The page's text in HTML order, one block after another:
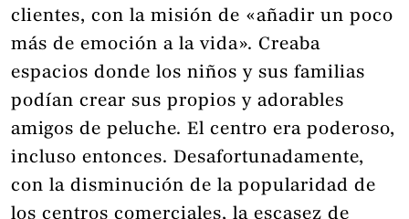
clientes, con la misión de «añadir un poco
más de emoción a la vida». Creaba
espacios donde los niños y sus familias
podían crear sus propios y adorables
amigos de peluche. El centro era poderoso,
incluso entonces. Desafortunadamente,
con la disminución de la popularidad de
los centros comerciales, la escasez de